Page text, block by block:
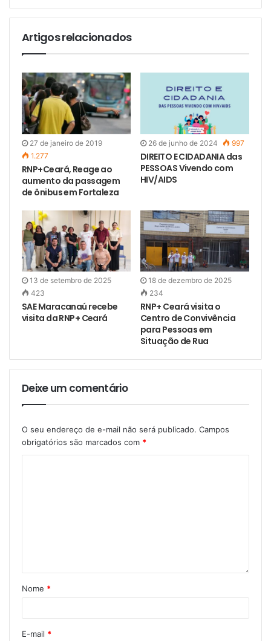
Artigos relacionados
27 de janeiro de 2019
1.277
RNP+Ceará, Reage ao
aumento da passagem
de ônibus em Fortaleza
26 de junho de 2024 997
DIREITO E CIDADANIA das
PESSOAS Vivendo com
HIV/AIDS
13 de setembro de 2025
423
SAE Maracanaú recebe
visita da RNP+ Ceará
18 de dezembro de 2025
234
RNP+ Ceará visita o
Centro de Convivência
para Pessoas em
Situação de Rua
Deixe um comentário
O seu endereço de e-mail não será publicado. Campos
obrigatórios são marcados com *
Nome *
E-mail *